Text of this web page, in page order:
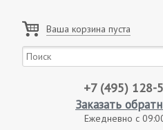
Ваша корзина пуста
+7 (495) 128-
Заказать
Ежедневно с